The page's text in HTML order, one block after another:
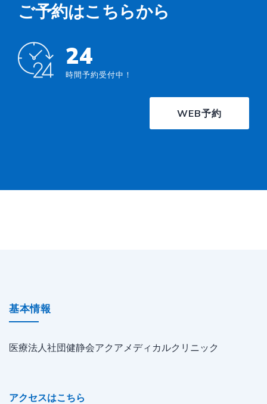
ご予約はこちらから
24
時間予約受付中！
WEB予約
基本情報
医療法人社団健静会アクアメディカルクリニック
アクセスはこちら